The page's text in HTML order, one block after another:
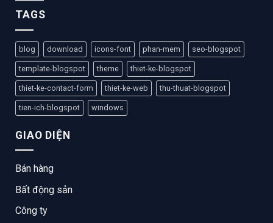
TAGS
blog download icons-font phan-mem seo-blogspot
template-blogspot theme thiet-ke-blogspot
thiet-ke-contact-form thiet-ke-web thu-thuat-blogspot
tien-ich-blogspot windows
GIAO DIỆN
Bán hàng
Bất động sản
Công ty